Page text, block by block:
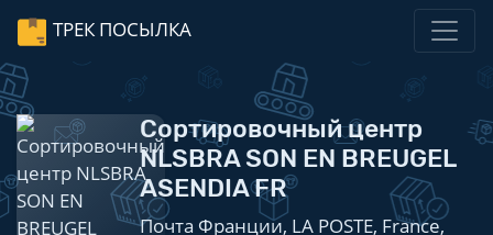
ТРЕК ПОСЫЛКА
Сортировочный центр
NLSBRA SON EN BREUGEL
ASENDIA FR
Почта Франции, LA POSTE, France,